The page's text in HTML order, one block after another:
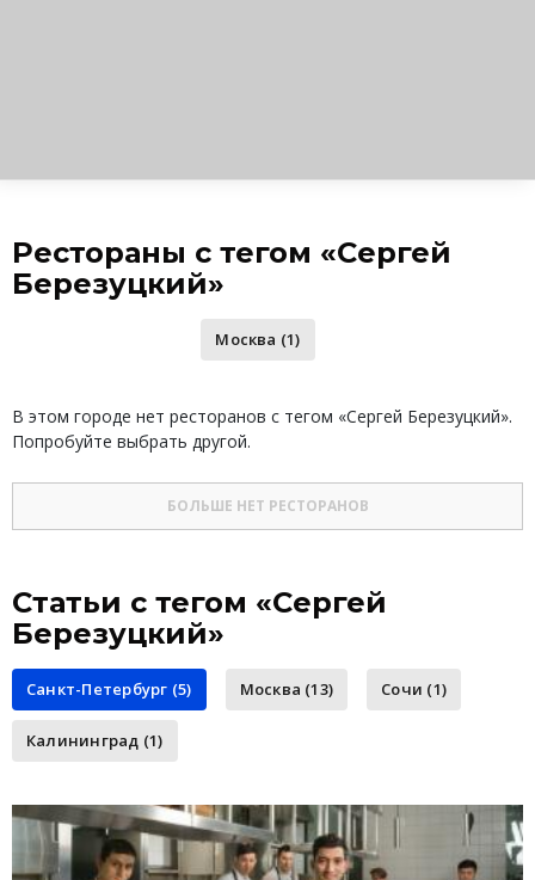
Рестораны с тегом «Сергей
Березуцкий»
Москва (1)
В этом городе нет ресторанов с тегом «Сергей Березуцкий».
Попробуйте выбрать другой.
БОЛЬШЕ НЕТ РЕСТОРАНОВ
Статьи с тегом «Сергей
Березуцкий»
Санкт-Петербург (5) Москва (13) Сочи (1)
Калининград (1)